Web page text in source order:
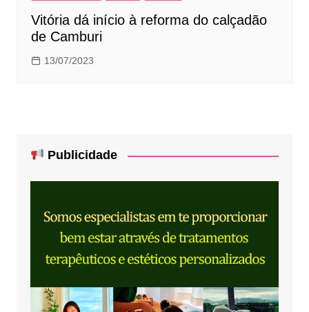
Vitória dá início à reforma do calçadão
de Camburi
13/07/2023
Publicidade